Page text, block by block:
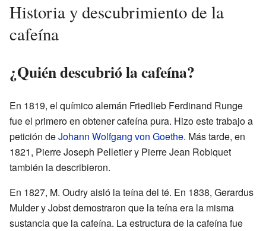
Historia y descubrimiento de la
cafeína
¿Quién descubrió la cafeína?
En 1819, el químico alemán Friedlieb Ferdinand Runge
fue el primero en obtener cafeína pura. Hizo este trabajo a
petición deJohann Wolfgang von Goethe. Más tarde, en
1821, Pierre Joseph Pelletier y Pierre Jean Robiquet
también la describieron.
En 1827, M. Oudry aisló la teína del té. En 1838, Gerardus
Mulder y Jobst demostraron que la teína era la misma
sustancia que la cafeína. La estructura de la cafeína fue